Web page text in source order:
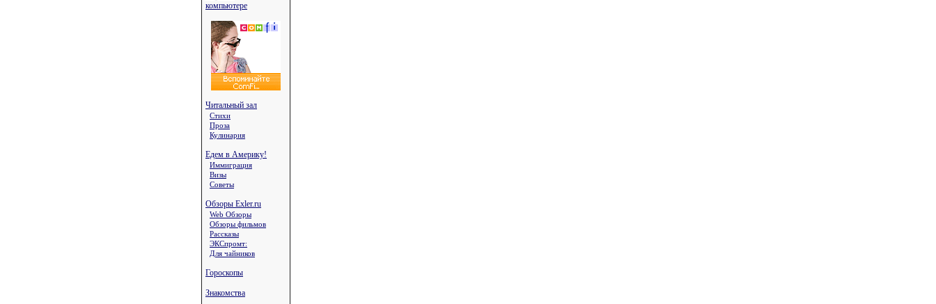
компьютере
Читальный зал
Стихи
Проза
Кулинария
Едем в Америку!
Иммиграция
Визы
Советы
Обзоры Exler.ru
Web Обзоры
Обзоры фильмов
Рассказы
ЭКСпромт:
Для чайников
Гороскопы
Знакомства